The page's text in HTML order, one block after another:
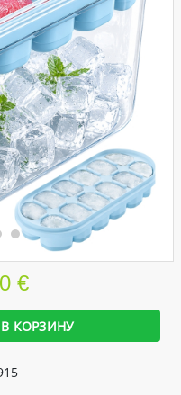
€
В КОРЗИНУ